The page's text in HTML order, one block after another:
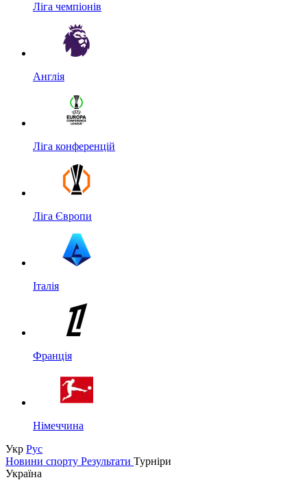
Ліга чемпіонів
Англія
Ліга конференцій
Ліга Європи
Італія
Франція
Німеччина
Укр Рус
Новини спорту Результати Турніри
Україна